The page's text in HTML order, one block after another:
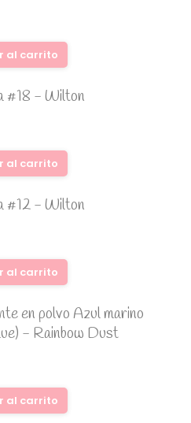
al carrito
#18 - Wilton
al carrito
#12 - Wilton
al carrito
en polvo Azul marino
- Rainbow Dust
al carrito